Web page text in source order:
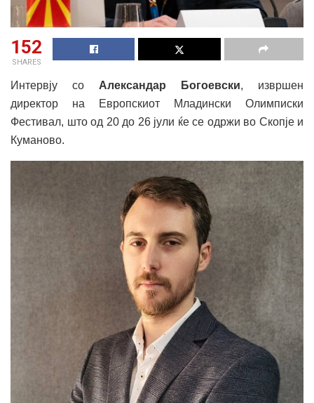
152
SHARES
Интервју со Александар Богоевски, извршен
директор на Европскиот Младински Олимписки
Фестивал, што од 20 до 26 јули ќе се одржи во Скопје и
Куманово.